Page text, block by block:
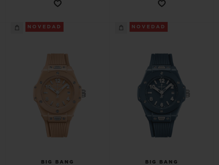
NOVEDAD
BIG BANG
NOVEDAD
BIG BANG